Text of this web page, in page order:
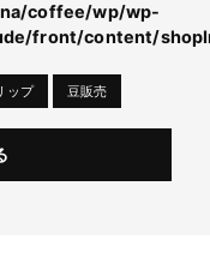
coffee/wp/wp-
front/content/
ップ 豆販売